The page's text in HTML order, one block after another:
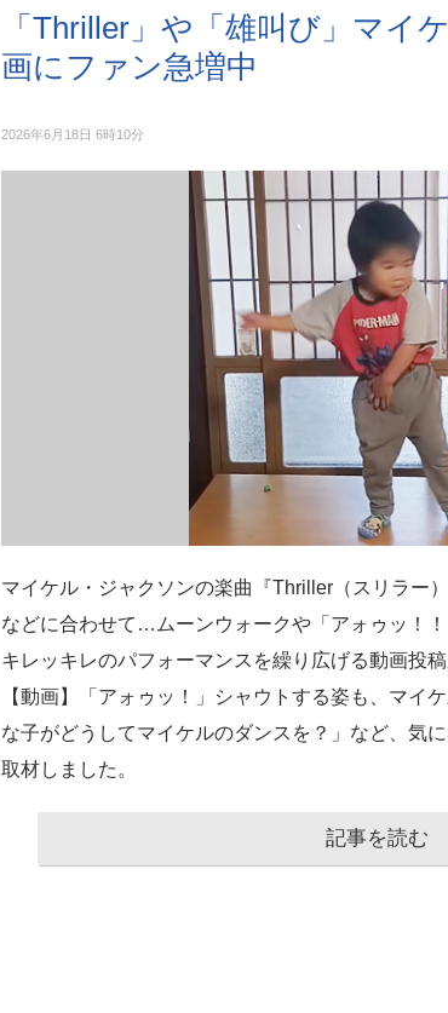
「Thriller」や「雄叫び」マイ
画にファン急増中
2026年6月18日 6時10分
マイケル・ジャクソンの楽曲『Thriller（スリラー
などに合わせて…ムーンウォークや「アォゥッ！
キレッキレのパフォーマンスを繰り広げる動画投
【動画】「アォゥッ！」シャウトする姿も、マイ
な子がどうしてマイケルのダンスを？」など、気
取材しました。
記事を読む